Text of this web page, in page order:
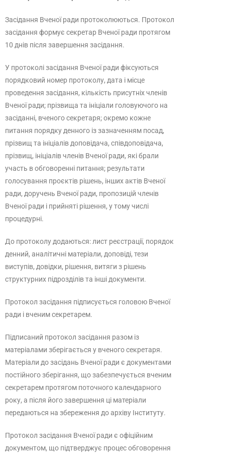
Засідання Вченої ради протоколюються. Протокол
засідання формує секретар Вченої ради протягом
10 днів після завершення засідання.
У протоколі засідання Вченої ради фіксуються
порядковий номер протоколу, дата і місце
проведення засідання, кількість присутніх членів
Вченої ради; прізвища та ініціали головуючого на
засіданні, вченого секретаря; окремо кожне
питання порядку денного із зазначенням посад,
прізвищ та ініціалів доповідача, співдоповідача,
прізвищ, ініціалів членів Вченої ради, які брали
участь в обговоренні питання; результати
голосування проєктів рішень, інших актів Вченої
ради, доручень Вченої ради, пропозицій членів
Вченої ради і прийняті рішення, у тому числі
процедурні.
До протоколу додаються: лист реєстрації, порядок
денний, аналітичні матеріали, доповіді, тези
виступів, довідки, рішення, витяги з рішень
структурних підрозділів та інші документи.
Протокол засідання підписується головою Вченої
ради і вченим секретарем.
Підписаний протокол засідання разом із
матеріалами зберігається у вченого секретаря.
Матеріали до засідань Вченої ради є документами
постійного зберігання, що забезпечується вченим
секретарем протягом поточного календарного
року, а після його завершення ці матеріали
передаються на збереження до архіву Інституту.
Протокол засідання Вченої ради є офіційним
документом, що підтверджує процес обговорення